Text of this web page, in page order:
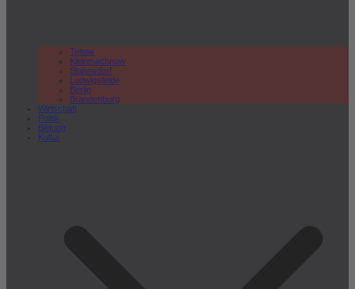
Teltow
Kleinmachnow
Stahnsdorf
Ludwigsfelde
Berlin
Brandenburg
Wirtschaft
Politik
Bildung
Kultur